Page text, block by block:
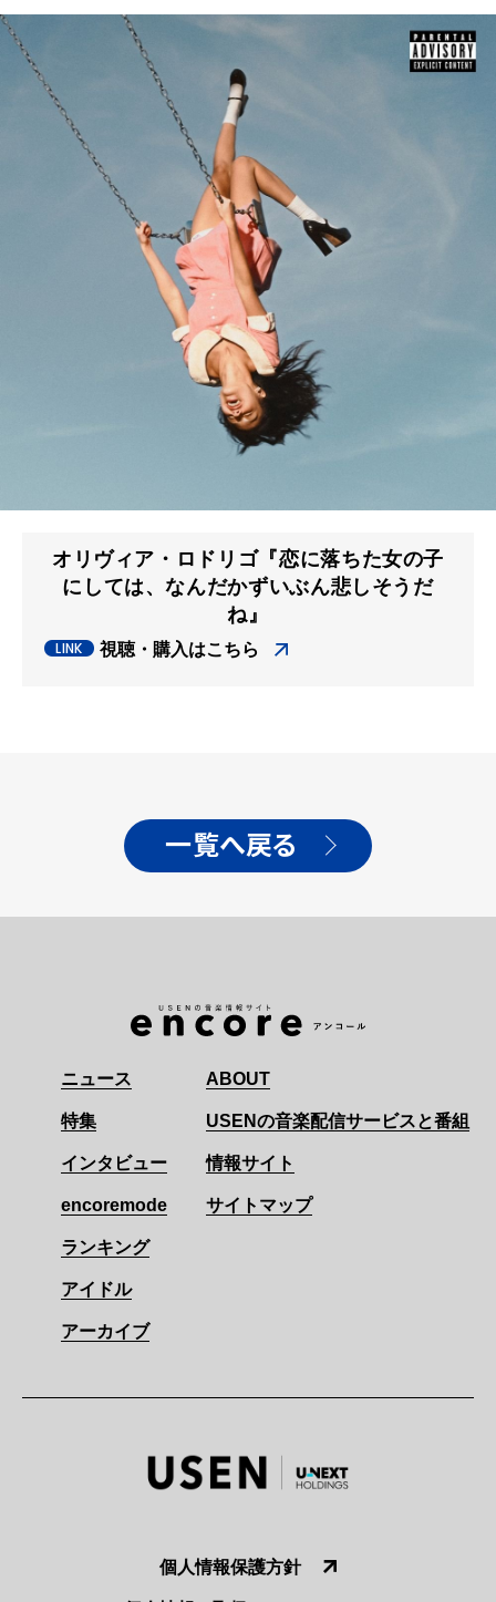
オリヴィア・ロドリゴ『恋に落ちた女の子
にしては、なんだかずいぶん悲しそうだ
ね』
視聴・購入はこちら
一覧へ戻る
ニュース
特集
インタビュー
encoremode
ランキング
アイドル
アーカイブ
ABOUT
USENの音楽配信サービスと番組
情報サイト
サイトマップ
個人情報保護方針